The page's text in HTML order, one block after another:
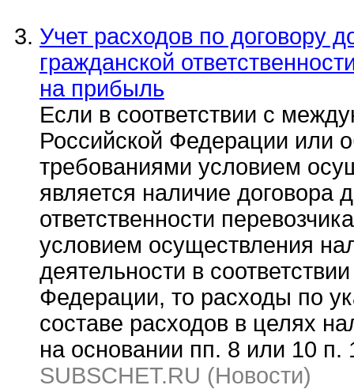
Учет расходов по договору
гражданской
на прибыль
Если в соответствии с
Российской Федерации
требованиями условием
является наличие договора
ответственности
условием осуществления
деятельности в
Федерации, то расходы по
составе расходов в целях
на основании пп. 8 или 10
SUBSCHET.RU (Новости)